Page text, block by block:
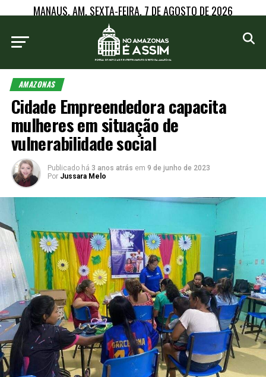
MANAUS, AM, SEXTA-FEIRA, 7 DE AGOSTO DE 2026
AMAZONAS
Cidade Empreendedora capacita
mulheres em situação de
vulnerabilidade social
Publicado há 3 anos atrás em 9 de junho de 2023
Por Jussara Melo